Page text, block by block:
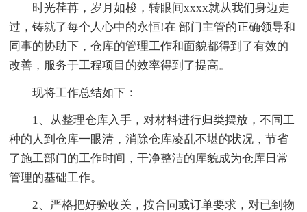
时光荏苒，岁月如梭，转眼间xxxx就从我们身边走
过，铸就了每个人心中的永恒!在 部门主管的正确领导和
同事的协助下，仓库的管理工作和面貌都得到了有效的
改善，服务于工程项目的效率得到了提高。
现将工作总结如下：
1、从整理仓库入手，对材料进行归类摆放，不同工
种的人到仓库一眼清，消除仓库凌乱不堪的状况，节省
了施工部门的工作时间，干净整洁的库貌成为仓库日常
管理的基础工作。
2、严格把好验收关，按合同或订单要求，对已到物